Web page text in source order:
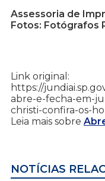
Assessoria de
Fotos: Fotógrafos
Link original:
https://
abre-e-fecha-em-
christi-confira-os-
Leia mais sobre
NOTÍCIAS